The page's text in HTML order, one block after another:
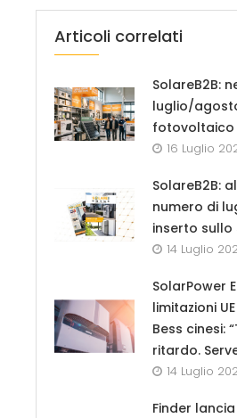
Articoli correlati
SolareB2B:
luglio/
fotovoltaico
16 Luglio
SolareB2B:
numero di
inserto
14 Luglio
SolarPower
limitazioni
Bess cinesi:
ritardo.
14 Luglio
Finder